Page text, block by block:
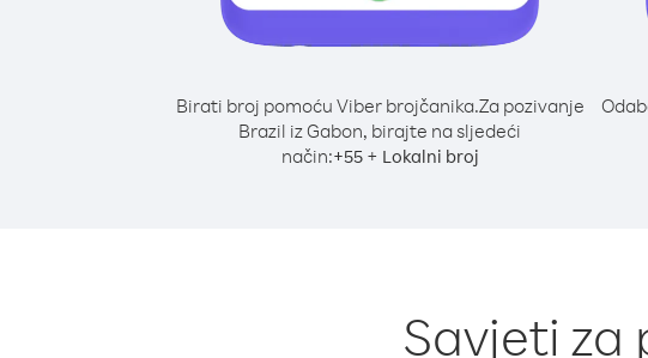
Birati broj pomoću Viber brojčanika.Za pozivanje
Brazil iz Gabon, birajte na sljedeći
način:+55+ Lokalni broj
Savjeti za